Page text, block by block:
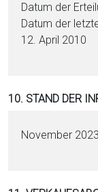
Datum der
Datum der
12. April 2010
10. STAND DER
November 2023